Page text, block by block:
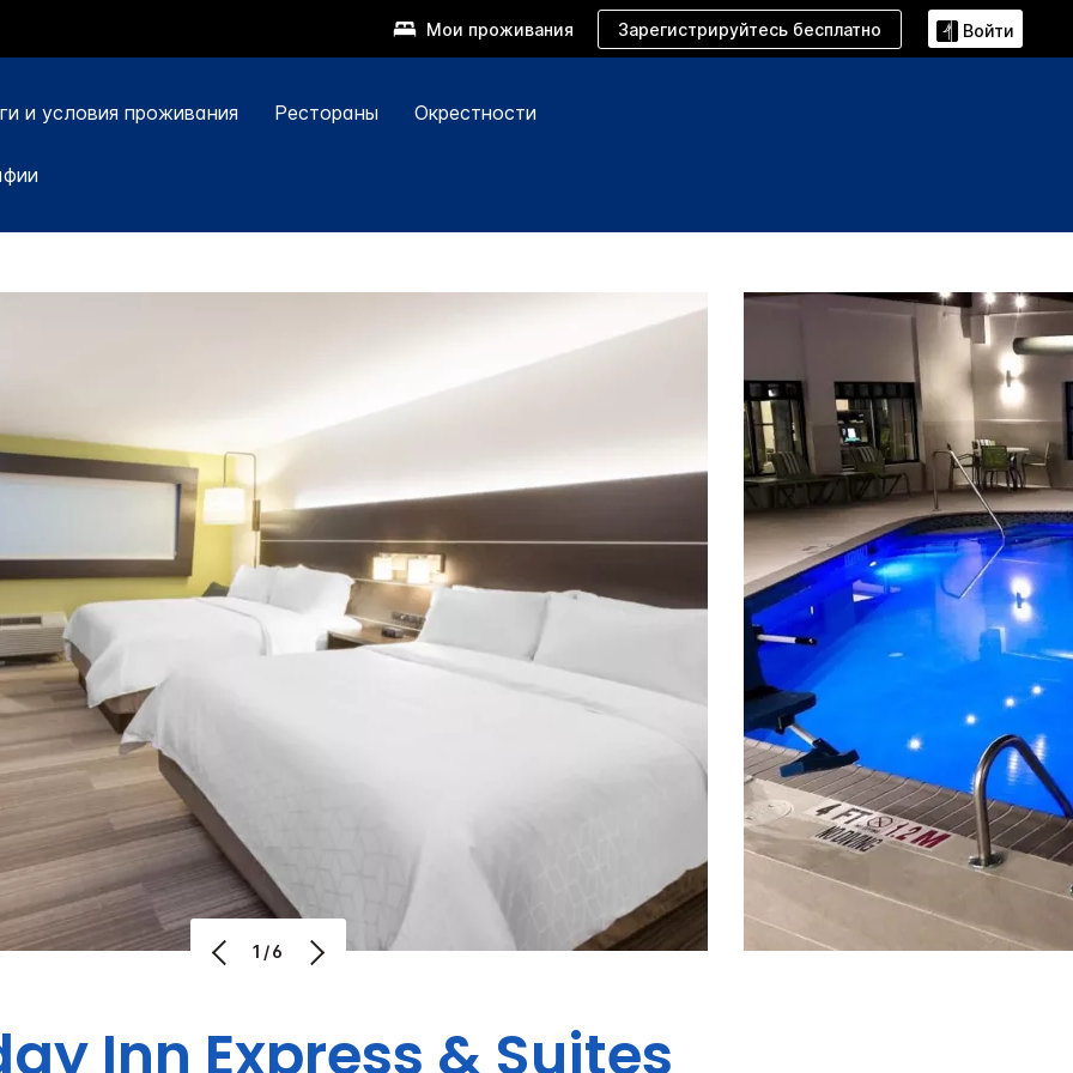
Мои проживания Зарегистрируйтесь бесплатно Войти
и условия проживания Рестораны Окрестности
1/6
Inn Express & Suites